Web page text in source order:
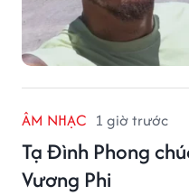
ÂM NHẠC 1 giờ trước
Tạ Đình Phong
Vương Phi